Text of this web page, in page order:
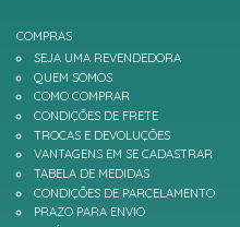
COMPRAS
SEJA UMA REVENDEDORA
QUEM SOMOS
COMO COMPRAR
CONDIÇÕES DE FRETE
TROCAS E DEVOLUÇÕES
VANTAGENS EM SE CADASTRAR
TABELA DE MEDIDAS
CONDIÇÕES DE PARCELAMENTO
PRAZO PARA ENVIO